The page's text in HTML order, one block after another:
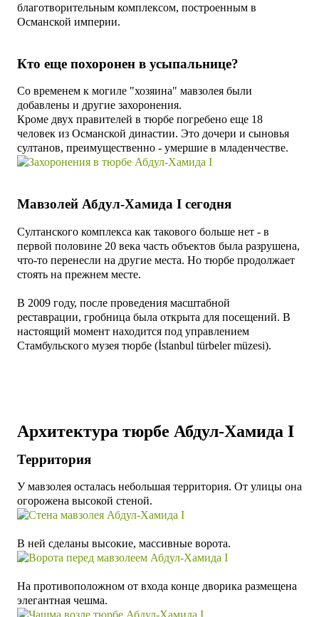
благотворительным комплексом, построенным в
Османской империи.
Кто еще похоронен в усыпальнице?
Со временем к могиле "хозяина" мавзолея были
добавлены и другие захоронения.
Кроме двух правителей в тюрбе погребено еще 18
человек из Османской династии. Это дочери и сыновья
султанов, преимущественно - умершие в младенчестве.
Мавзолей Абдул-Хамида I сегодня
Султанского комплекса как такового больше нет - в
первой половине 20 века часть объектов была разрушена,
что-то перенесли на другие места. Но тюрбе продолжает
стоять на прежнем месте.
В 2009 году, после проведения масштабной
реставрации, гробница была открыта для посещений. В
настоящий момент находится под управлением
Стамбульского музея тюрбе (İstanbul türbeler müzesi).
Архитектура тюрбе Абдул-Хамида I
Территория
У мавзолея осталась небольшая территория. От улицы она
огорожена высокой стеной.
В ней сделаны высокие, массивные ворота.
На противоположном от входа конце дворика размещена
элегантная чешма.